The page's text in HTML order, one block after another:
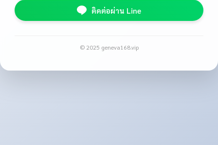
ติดต่อผ่าน Line
© 2025 geneva168.vip